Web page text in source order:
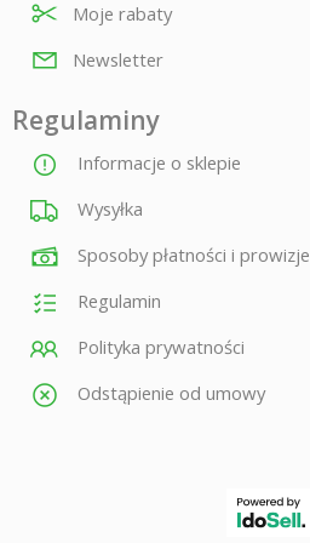
Moje rabaty
Newsletter
Regulaminy
Informacje o sklepie
Wysyłka
Sposoby płatności i prowizje
Regulamin
Polityka prywatności
Odstąpienie od umowy